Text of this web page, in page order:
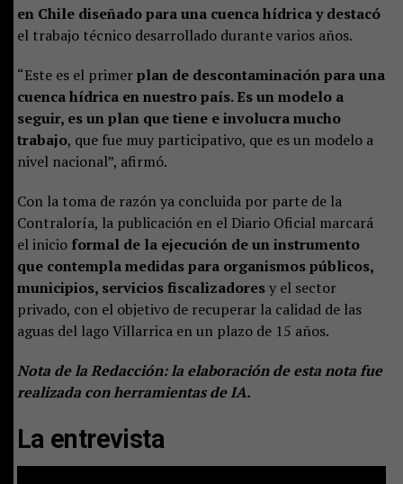
en Chile diseñado para una cuenca hídrica y destacó
el trabajo técnico desarrollado durante varios años.
“Este es el primerplan de descontaminación para una
cuenca hídrica en nuestro país. Es un modelo a
seguir, es un plan que tiene e involucra mucho
trabajo, que fue muy participativo, que es un modelo a
nivel nacional”, afirmó.
Con la toma de razón ya concluida por parte de la
Contraloría, la publicación en el Diario Oficial marcará
el inicio formal de la ejecución de un instrumento
que contempla medidas para organismos públicos,
municipios, servicios fiscalizadoresy el sector
privado, con el objetivo de recuperar la calidad de las
aguas del lago Villarrica en un plazo de 15 años.
Nota de la Redacción: la elaboración de esta nota fue
realizada con herramientas de IA.
La entrevista